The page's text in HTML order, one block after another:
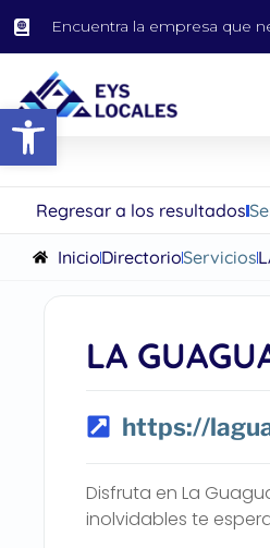
Abrir barra de herramientas
Encuentra la empresa que
Regresar a los resultados
InicioDirectorioServicios
LA
https://
Disfruta en La
inolvidables te